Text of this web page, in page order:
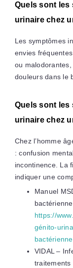
Quels sont les
urinaire chez
Les symptômes
envies
ou
douleurs dans le
Quels sont les
urinaire chez
Chez l’homme
: confusion
incontinence. La
indiquer une
Manuel
https://
génito-
VIDAL –
traitements